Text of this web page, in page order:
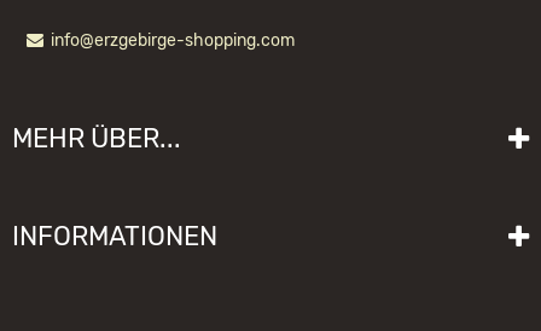
info@erzgebirge-shopping.com
MEHR ÜBER...
Lieferzeit
INFORMATIONEN